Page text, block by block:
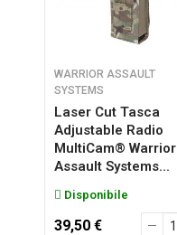
WARRIOR ASSAULT
SYSTEMS
Laser Cut Tasca
Adjustable Radio
MultiCam® Warrior
Assault Systems...
Disponibile
39,50 €